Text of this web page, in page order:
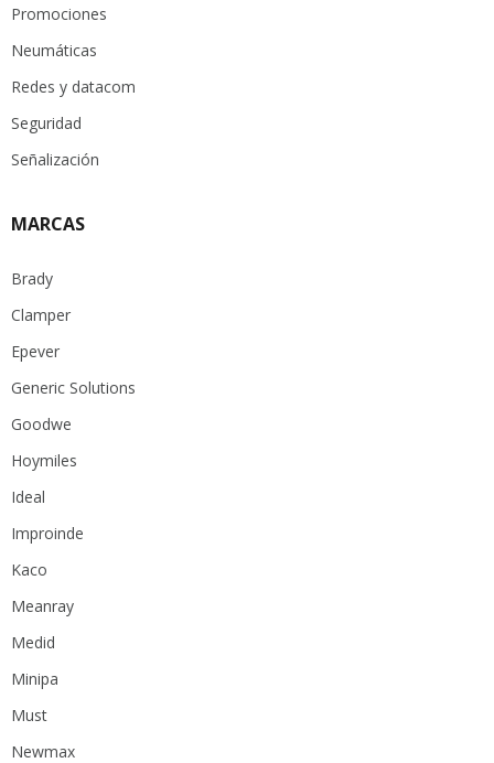
Promociones
Neumáticas
Redes y datacom
Seguridad
Señalización
MARCAS
Brady
Clamper
Epever
Generic Solutions
Goodwe
Hoymiles
Ideal
Improinde
Kaco
Meanray
Medid
Minipa
Must
Newmax